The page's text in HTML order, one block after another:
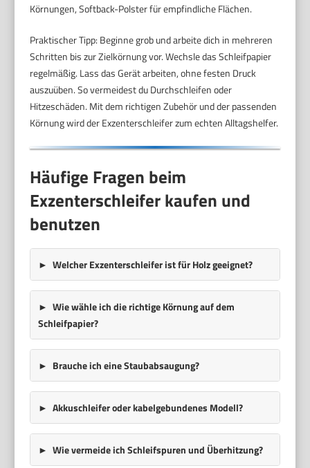
Körnungen, Softback-Polster für empfindliche Flächen.
Praktischer Tipp: Beginne grob und arbeite dich in mehreren
Schritten bis zur Zielkörnung vor. Wechsle das Schleifpapier
regelmäßig. Lass das Gerät arbeiten, ohne festen Druck
auszuüben. So vermeidest du Durchschleifen oder
Hitzeschäden. Mit dem richtigen Zubehör und der passenden
Körnung wird der Exzenterschleifer zum echten Alltagshelfer.
Häufige Fragen beim
Exzenterschleifer kaufen und
benutzen
Welcher Exzenterschleifer ist für Holz geeignet?
Wie wähle ich die richtige Körnung auf dem
Schleifpapier?
Brauche ich eine Staubabsaugung?
Akkuschleifer oder kabelgebundenes Modell?
Wie vermeide ich Schleifspuren und Überhitzung?